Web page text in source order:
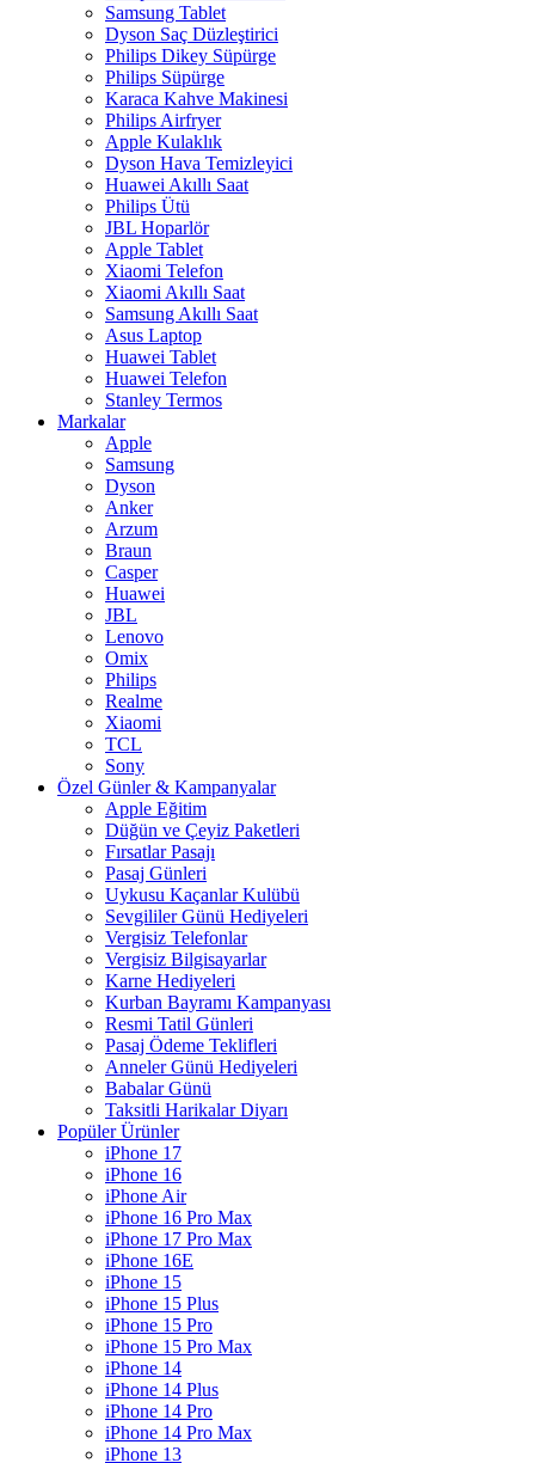
Samsung Tablet
Dyson Saç Düzleştirici
Philips Dikey Süpürge
Philips Süpürge
Karaca Kahve Makinesi
Philips Airfryer
Apple Kulaklık
Dyson Hava Temizleyici
Huawei Akıllı Saat
Philips Ütü
JBL Hoparlör
Apple Tablet
Xiaomi Telefon
Xiaomi Akıllı Saat
Samsung Akıllı Saat
Asus Laptop
Huawei Tablet
Huawei Telefon
Stanley Termos
Markalar
Apple
Samsung
Dyson
Anker
Arzum
Braun
Casper
Huawei
JBL
Lenovo
Omix
Philips
Realme
Xiaomi
TCL
Sony
Özel Günler & Kampanyalar
Apple Eğitim
Düğün ve Çeyiz Paketleri
Fırsatlar Pasajı
Pasaj Günleri
Uykusu Kaçanlar Kulübü
Sevgililer Günü Hediyeleri
Vergisiz Telefonlar
Vergisiz Bilgisayarlar
Karne Hediyeleri
Kurban Bayramı Kampanyası
Resmi Tatil Günleri
Pasaj Ödeme Teklifleri
Anneler Günü Hediyeleri
Babalar Günü
Taksitli Harikalar Diyarı
Popüler Ürünler
iPhone 17
iPhone 16
iPhone Air
iPhone 16 Pro Max
iPhone 17 Pro Max
iPhone 16E
iPhone 15
iPhone 15 Plus
iPhone 15 Pro
iPhone 15 Pro Max
iPhone 14
iPhone 14 Plus
iPhone 14 Pro
iPhone 14 Pro Max
iPhone 13